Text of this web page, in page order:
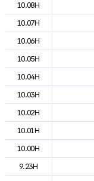
10.08H
10.07H
10.06H
10.05H
10.04H
10.03H
10.02H
10.01H
10.00H
9.23H